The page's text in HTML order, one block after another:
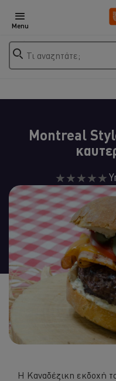
Menu
Τι αναζητάτε;
Montreal
Η Καναδέζικη εκδοχή